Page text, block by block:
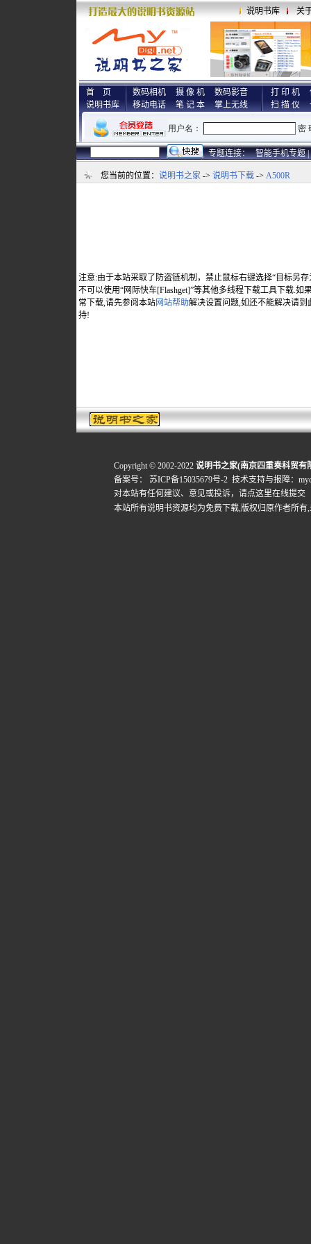
说明书库 关
首 页
说明书库
数码相机 摄 像 机
数码影音
移动电话
笔 记 本 掌上无线
打 印 机
扫 描 仪
专题连接： 智能手机专题 |
您当前的位置： 说明书之家 -> 说明书下载 -> A500R
注意:由于本站采取了防盗链机制，禁止鼠标右键选择“目标另
不可以使用“网际快车[Flashget]”等其他多线程下载工具下载.如
常下载,请先参阅本站网站帮助解决设置问题,如还不能解决请到
持!
Copyright © 2002-2022 说明书之家(南京四重奏科贸有
备案号：
苏ICP备15035679号-2 技术支持与报障：
对本站有任何建议、意见或投诉， 请点这里在线提交
本站所有说明书资源均为免费下载,版权归原作者所